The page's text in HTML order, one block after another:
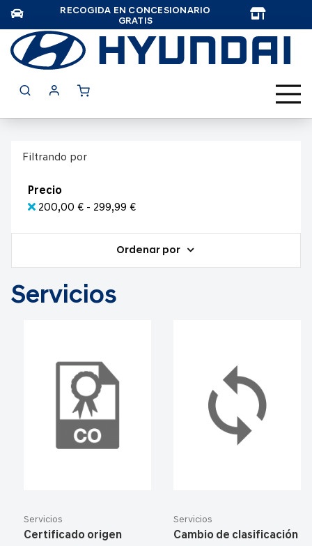
RECOGIDA EN CONCESIONARIO
GRATIS
Filtrando por
Precio
200,00 € - 299,99 €
Ordenar por
Servicios
Servicios
Certificado origen
Servicios
Cambio de clasificación